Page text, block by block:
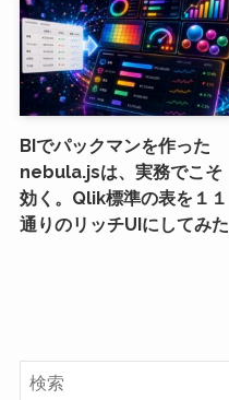
BIでパックマンを作った
nebula.jsは、実務でこそ
効く。Qlik標準の表を１１
通りのリッチUIにしてみた